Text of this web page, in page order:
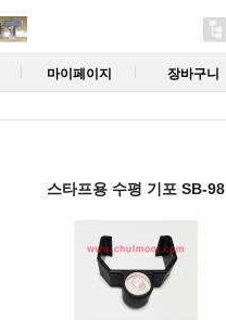
마이페이지 장바구니
스타프용 수평 기포 SB-98